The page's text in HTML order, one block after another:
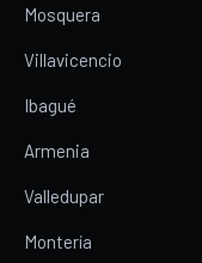
Mosquera
Villavicencio
Ibagué
Armenia
Valledupar
Montería